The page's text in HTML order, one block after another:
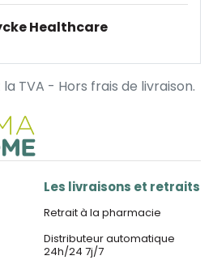
Healthcare
TVA - Hors frais de livraison.
Les livraisons et retraits
Retrait à la pharmacie
Distributeur automatique
24h/24 7j/7